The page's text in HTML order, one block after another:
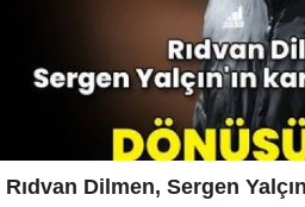
Rıdvan Dilmen, Sergen